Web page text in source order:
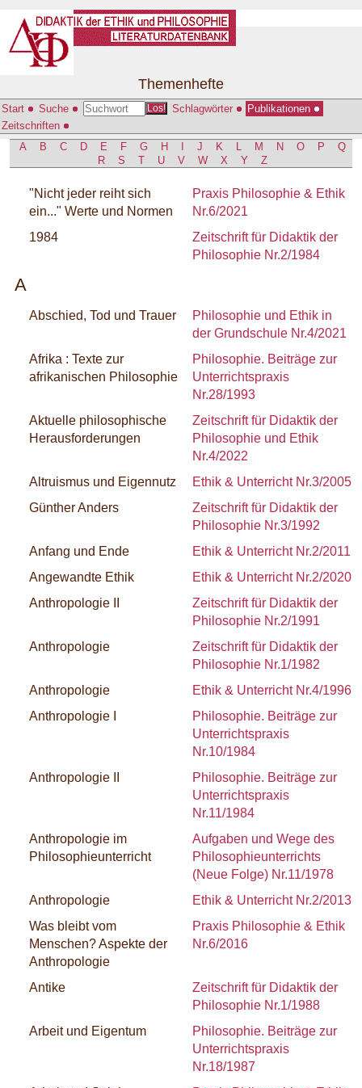
Themenhefte
Start Suche Los! Schlagwörter
Publikationen
Zeitschriften
A
B C D E F G H J K M N O P
Q
R
S T U V W X Y Z
"Nicht jeder reiht sich
ein..." Werte und Normen
Praxis Philosophie & Ethik
Nr.6/2021
1984
Zeitschrift für Didaktik der
Philosophie Nr.2/1984
A
Abschied, Tod und Trauer
Philosophie und Ethik in
der Grundschule Nr.4/2021
Afrika : Texte zur
afrikanischen Philosophie
Philosophie. Beiträge zur
Unterrichtspraxis
Nr.28/1993
Aktuelle philosophische
Herausforderungen
Zeitschrift für Didaktik der
Philosophie und Ethik
Nr.4/2022
Altruismus und Eigennutz
Ethik & Unterricht Nr.3/2005
Günther Anders
Zeitschrift für Didaktik der
Philosophie Nr.3/1992
Anfang und Ende
Ethik & Unterricht Nr.2/2011
Angewandte Ethik
Ethik & Unterricht Nr.2/2020
Anthropologie II
Zeitschrift für Didaktik der
Philosophie Nr.2/1991
Anthropologie
Zeitschrift für Didaktik der
Philosophie Nr.1/1982
Anthropologie
Ethik & Unterricht Nr.4/1996
Anthropologie I
Philosophie. Beiträge zur
Unterrichtspraxis
Nr.10/1984
Anthropologie II
Philosophie. Beiträge zur
Unterrichtspraxis
Nr.11/1984
Anthropologie im
Philosophieunterricht
Aufgaben und Wege des
Philosophieunterrichts
(Neue Folge) Nr.11/1978
Anthropologie
Ethik & Unterricht Nr.2/2013
Was bleibt vom
Menschen? Aspekte der
Anthropologie
Praxis Philosophie & Ethik
Nr.6/2016
Antike
Zeitschrift für Didaktik der
Philosophie Nr.1/1988
Arbeit und Eigentum
Philosophie. Beiträge zur
Unterrichtspraxis
Nr.18/1987